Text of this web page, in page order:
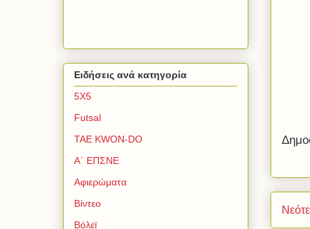
Ειδήσεις ανά κατηγορία
5Χ5
Futsal
TAE KWON-DO
Α΄ ΕΠΣΝΕ
Αφιερώματα
Βίντεο
Βόλεϊ